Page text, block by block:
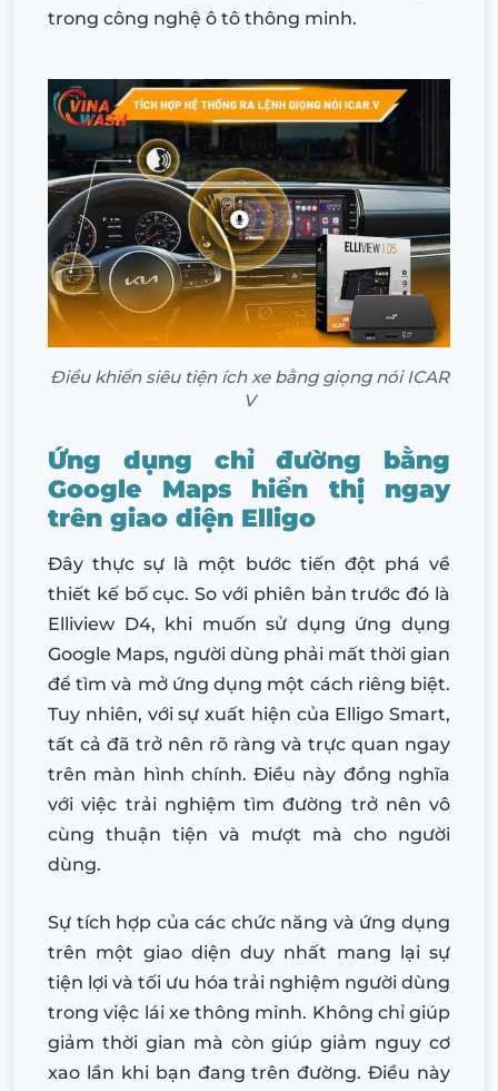
trong công nghệ ô tô thông minh.
Điều khiển siêu tiện ích xe bằng giọng nói ICAR
V
Ứng dụng chỉ đường bằng
Google Maps hiển thị ngay
trên giao diện Elligo
Đây thực sự là một bước tiến đột phá về
thiết kế bố cục. So với phiên bản trước đó là
Elliview D4, khi muốn sử dụng ứng dụng
Google Maps, người dùng phải mất thời gian
để tìm và mở ứng dụng một cách riêng biệt.
Tuy nhiên, với sự xuất hiện của Elligo Smart,
tất cả đã trở nên rõ ràng và trực quan ngay
trên màn hình chính. Điều này đồng nghĩa
với việc trải nghiệm tìm đường trở nên vô
cùng thuận tiện và mượt mà cho người
dùng.
Sự tích hợp của các chức năng và ứng dụng
trên một giao diện duy nhất mang lại sự
tiện lợi và tối ưu hóa trải nghiệm người dùng
trong việc lái xe thông minh. Không chỉ giúp
giảm thời gian mà còn giúp giảm nguy cơ
xao lần khi bạn đang trên đường. Điều này